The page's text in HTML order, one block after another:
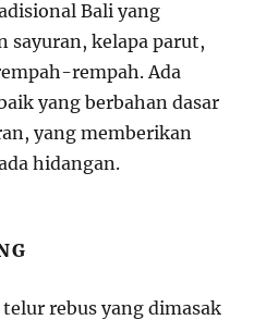
Bali yang
sayuran, kelapa parut,
rempah. Ada
yang berbahan dasar
yang memberikan
hidangan.
rebus yang dimasak